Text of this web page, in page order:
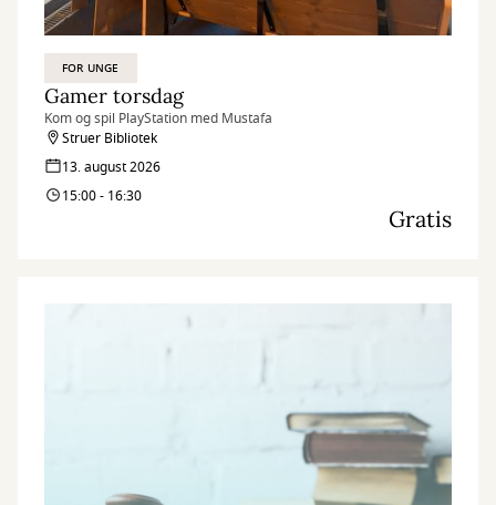
FOR UNGE
Gamer torsdag
Kom og spil PlayStation med Mustafa
Struer Bibliotek
13. august 2026
15:00 - 16:30
Gratis